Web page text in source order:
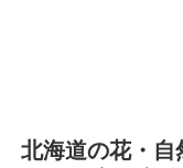
北海道の花・自